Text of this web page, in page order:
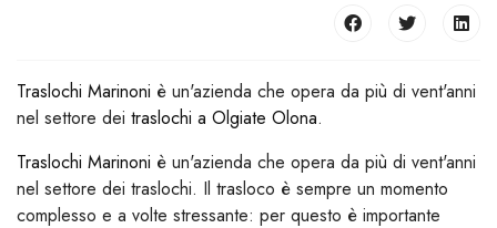
Traslochi Marinoni è un'azienda che opera da più di vent'anni
nel settore dei traslochi a Olgiate Olona.
Traslochi Marinoni è un'azienda che opera da più di vent'anni
nel settore dei traslochi. Il trasloco è sempre un momento
complesso e a volte stressante: per questo è importante